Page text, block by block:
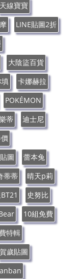
天線寶寶
LINE貼圖2折
大陰盜百貨
卡娜赫拉
POKÉMON
蒂
迪士尼
圖
蕾本兔
蒂蒂
晴天p莉
史努比
10組免費
特輯
賀歲貼圖